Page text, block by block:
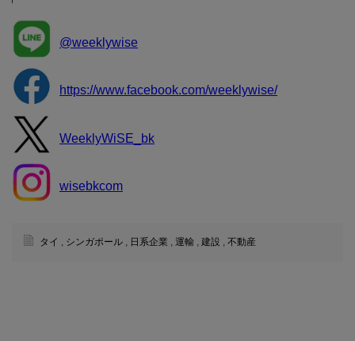
@weeklywise
https://www.facebook.com/weeklywise/
WeeklyWiSE_bk
wisebkcom
タイ , シンガポール , 日系企業 , 運輸 , 建設 , 不動産